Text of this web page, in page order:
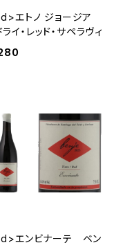
エトノ ジョージア
ライ・レッド・サペラヴィ
エンビナーテ ベン